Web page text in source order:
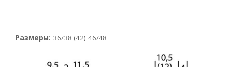
Размеры: 36/38 (42) 46/48